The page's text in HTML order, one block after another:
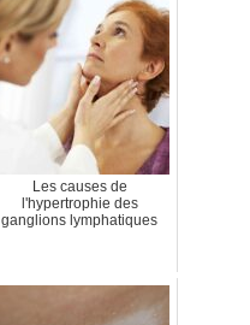
Les causes de
l'hypertrophie des
ganglions lymphatiques